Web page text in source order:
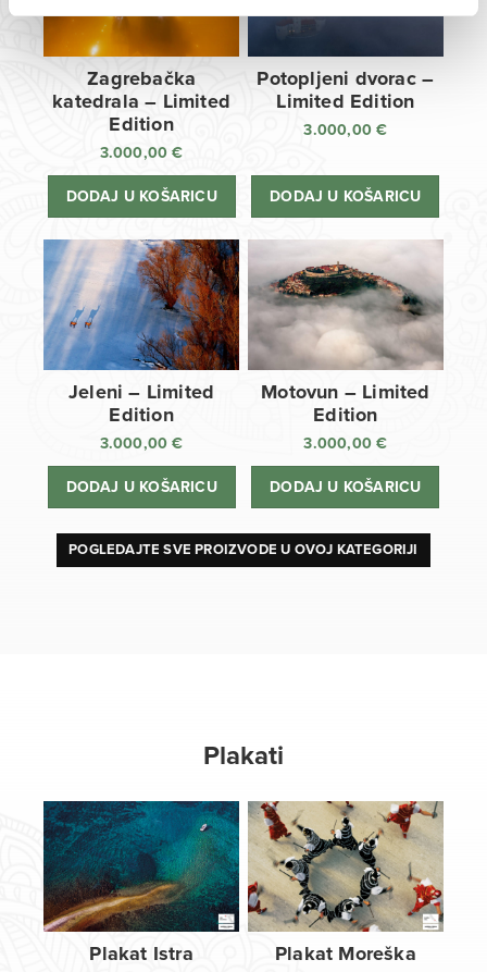
Zagrebačka
katedrala – Limited
Edition
3.000,00€
DODAJ U KOŠARICU
Potopljeni dvorac –
Limited Edition
3.000,00€
DODAJ U KOŠARICU
Jeleni – Limited
Edition
3.000,00€
DODAJ U KOŠARICU
Motovun – Limited
Edition
3.000,00€
DODAJ U KOŠARICU
POGLEDAJTE SVE PROIZVODE U OVOJ KATEGORIJI
Plakati
Plakat Istra Plakat Moreška